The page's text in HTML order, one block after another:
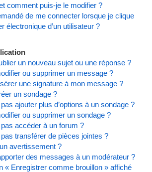
comment puis-je le modifier ?
de me connecter lorsque je clique
électronique d’un utilisateur ?
un nouveau sujet ou une réponse ?
ou supprimer un message ?
une signature à mon message ?
un sondage ?
ajouter plus d’options à un sondage ?
ou supprimer un sondage ?
accéder à un forum ?
transférer de pièces jointes ?
avertissement ?
des messages à un modérateur ?
« Enregistrer comme brouillon » affiché